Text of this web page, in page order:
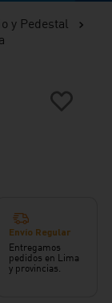
y Pedestal
Envío Regular
Entregamos
pedidos en Lima
y provincias.